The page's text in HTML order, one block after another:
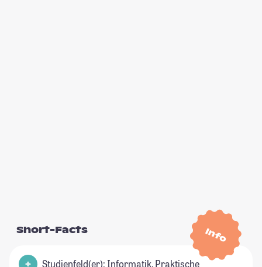
Info
Short-Facts
Studienfeld(er): Informatik, Praktische